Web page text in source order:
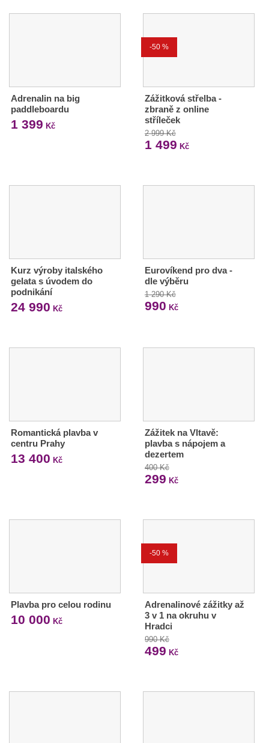
Adrenalin na big
paddleboardu
1 399 Kč
-50 %
Zážitková střelba -
zbraně z online
stříleček
2 999 Kč
1 499 Kč
Kurz výroby italského
gelata s úvodem do
podnikání
24 990 Kč
Eurovíkend pro dva -
dle výběru
1 290 Kč
990 Kč
Romantická plavba v
centru Prahy
13 400 Kč
Zážitek na Vltavě:
plavba s nápojem a
dezertem
400 Kč
299 Kč
Plavba pro celou rodinu
10 000 Kč
-50 %
Adrenalinové zážitky až
3 v 1 na okruhu v
Hradci
990 Kč
499 Kč